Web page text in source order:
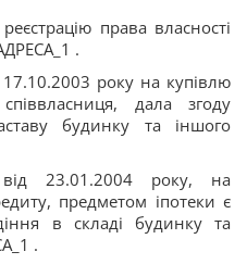
права власності
.
року на купівлю
дала згоду
будинку та іншого
23.01.2004 року, на
предметом іпотеки є
в складі будинку та
.